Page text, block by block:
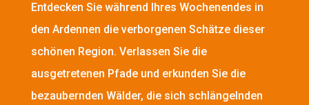
Entdecken Sie während Ihres Wochenendes in
den Ardennen die verborgenen Schätze dieser
schönen Region. Verlassen Sie die
ausgetretenen Pfade und erkunden Sie die
bezaubernden Wälder, die sich schlängelnden